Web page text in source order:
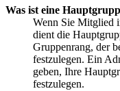
Was ist eine
Wenn Sie Mitglied
dient die
Gruppenrang, der
festzulegen. Ein
geben, Ihre
festzulegen.